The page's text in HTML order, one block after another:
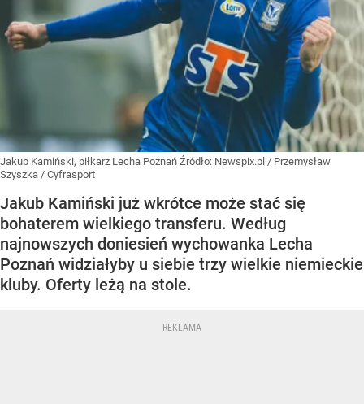
Jakub Kamiński, piłkarz Lecha Poznań Źródło: Newspix.pl / Przemysław
Szyszka / Cyfrasport
Jakub Kamiński już wkrótce może stać się
bohaterem wielkiego transferu. Według
najnowszych doniesień wychowanka Lecha
Poznań widziałyby u siebie trzy wielkie niemieckie
kluby. Oferty leżą na stole.